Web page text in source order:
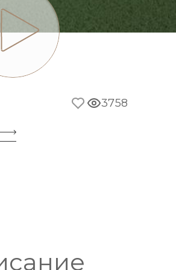
3758